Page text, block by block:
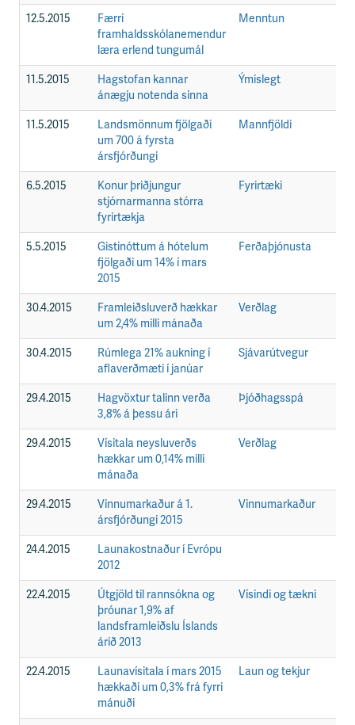
12.5.2015
Færri
framhaldsskólanemendur
læra erlend tungumál
Menntun
11.5.2015
Hagstofan kannar
ánægju notenda sinna
Ýmislegt
11.5.2015
Landsmönnum fjölgaði
um 700 á fyrsta
ársfjórðungi
Mannfjöldi
6.5.2015
Konur þriðjungur
stjórnarmanna stórra
fyrirtækja
Fyrirtæki
5.5.2015
Gistinóttum á hótelum
fjölgaði um 14% í mars
2015
Ferðaþjónusta
30.4.2015
Framleiðsluverð hækkar
um 2,4% milli mánaða
Verðlag
30.4.2015
Rúmlega 21% aukning í
aflaverðmæti í janúar
Sjávarútvegur
29.4.2015
Hagvöxtur talinn verða
3,8% á þessu ári
Þjóðhagsspá
29.4.2015
Vísitala neysluverðs
hækkar um 0,14% milli
mánaða
Verðlag
29.4.2015
Vinnumarkaður á 1.
ársfjórðungi 2015
Vinnumarkaður
24.4.2015
Launakostnaður í Evrópu
2012
22.4.2015
Útgjöld til rannsókna og
þróunar 1,9% af
landsframleiðslu Íslands
árið 2013
Vísindi og tækni
22.4.2015
Launavísitala í mars 2015
hækkaði um 0,3% frá fyrri
mánuði
Laun og tekjur